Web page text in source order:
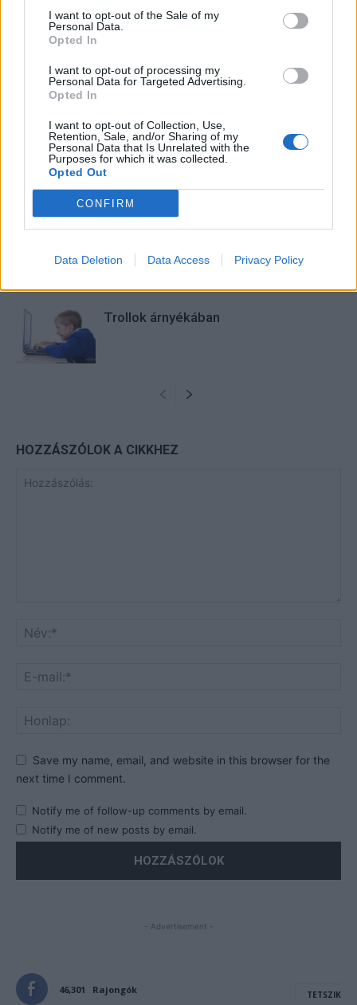
I want to opt-out of the Sale of my
Personal Data.
Opted In
I want to opt-out of processing my
Personal Data for Targeted Advertising.
Opted In
I want to opt-out of Collection, Use,
Retention, Sale, and/or Sharing of my
Personal Data that Is Unrelated with the
Purposes for which it was collected.
Opted Out
CONFIRM
Data Deletion Data Access Privacy Policy
mögé és közben keresem az embert, a nőt a jól legyártott álarcok
mögött. Néha meséket is írok, de gyakrabban novellákat,
KAPCSOLÓDÓ CIKKEK TÖBB A SZERZŐTŐL
Bivalytej és vino rosso 9.rész
Trollok árnyékában
HOZZÁSZÓLOK A CIKKHEZ
Save my name, email, and website in this browser for the
next time I comment.
Notify me of follow-up comments by email.
Notify me of new posts by email.
- Advertisement -
46,301 Rajongók TETSZIK